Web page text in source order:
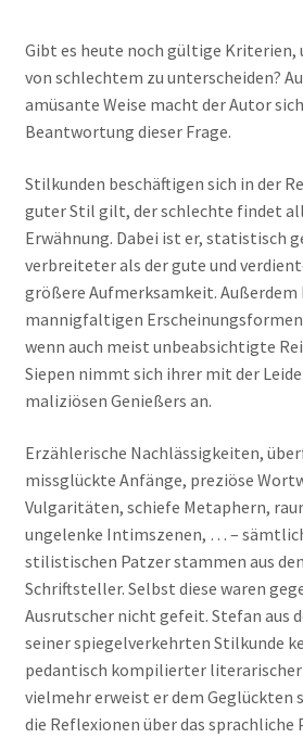
Gibt es heute noch gültige Kriterien,
von schlechtem zu unterscheiden?
amüsante Weise macht der Autor
Beantwortung dieser Frage.
Stilkunden beschäftigen sich in der
guter Stil gilt, der schlechte findet
Erwähnung. Dabei ist er, statistisch
verbreiteter als der gute und
größere Aufmerksamkeit. Außerdem
mannigfaltigen Erscheinungsformen
wenn auch meist unbeabsichtigte
Siepen nimmt sich ihrer mit der
maliziösen Genießers an.
Erzählerische Nachlässigkeiten,
missglückte Anfänge, preziöse
Vulgaritäten, schiefe Metaphern,
ungelenke Intimszenen, … –
stilistischen Patzer stammen aus
Schriftsteller. Selbst diese waren
Ausrutscher nicht gefeit. Stefan aus
seiner spiegelverkehrten Stilkunde
pedantisch kompilierter literarischer
vielmehr erweist er dem Geglückten
die Reflexionen über das sprachliche